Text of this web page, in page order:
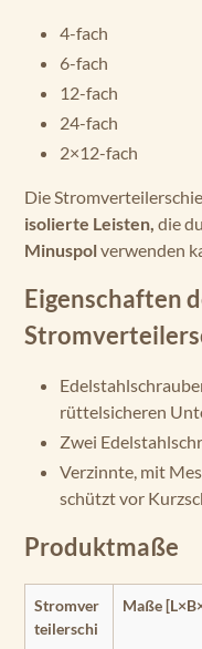
4-fach
6-fach
12-fach
24-fach
2×12-fach
Die
isolierte Leisten, die
Minuspolverwenden
Eigenschaften
rüttelsicheren
Zwei
Verzinnte, mit
schützt vor
Produktmaße
Stromver
teilerschi
Maße